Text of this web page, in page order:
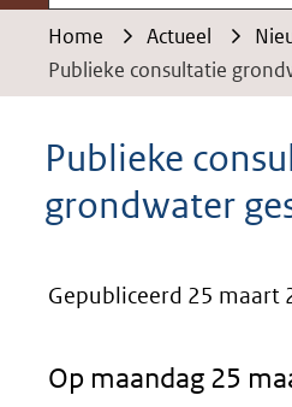
Home Actueel
Publieke consultatie
Publieke
grondwater
Gepubliceerd 25 maart
Op maandag 25